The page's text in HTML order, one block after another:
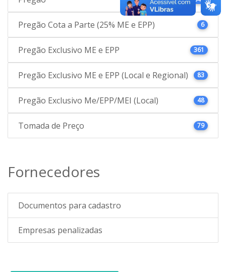
Pregão Cota a Parte (25% ME e EPP) 6
Pregão Exclusivo ME e EPP 361
Pregão Exclusivo ME e EPP (Local e Regional) 83
Pregão Exclusivo Me/EPP/MEI (Local) 48
Tomada de Preço 79
Fornecedores
Documentos para cadastro
Empresas penalizadas